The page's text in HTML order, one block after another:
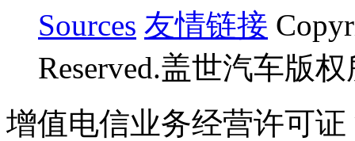
Sources 友情链接
Reserved.盖世汽车版
增值电信业务经营许可证